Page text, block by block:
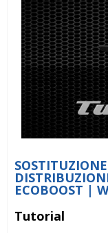
ECOBOOST |
Tutorial